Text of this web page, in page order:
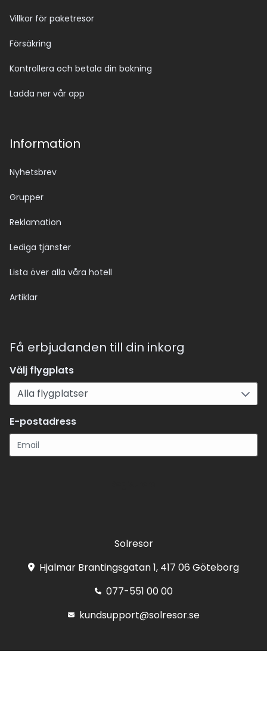
Villkor för paketresor
Försäkring
Kontrollera och betala din bokning
Ladda ner vår app
Information
Nyhetsbrev
Grupper
Reklamation
Lediga tjänster
Lista över alla våra hotell
Artiklar
Få erbjudanden till din inkorg
Välj flygplats
E-postadress
Solresor
Hjalmar Brantingsgatan 1, 417 06 Göteborg
077-551 00 00
kundsupport@solresor.se